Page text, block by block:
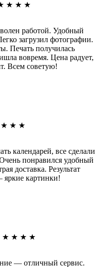
★ ★ ★
работой. Удобный
загрузил фотографии.
Печать получилась
вовремя. Цена радует,
Всем советую!
★ ★ ★
календарей, все сделали
понравился удобный
доставка. Результат
картинки!
★ ★ ★ ★
— отличный сервис.